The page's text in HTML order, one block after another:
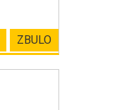
ZBULO